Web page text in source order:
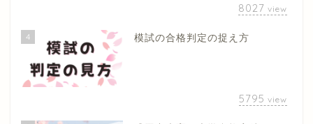
8027 view
4 模試の合格判定の捉え方
5795 view